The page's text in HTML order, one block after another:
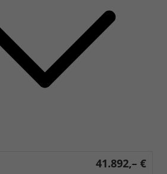
41.892,– €